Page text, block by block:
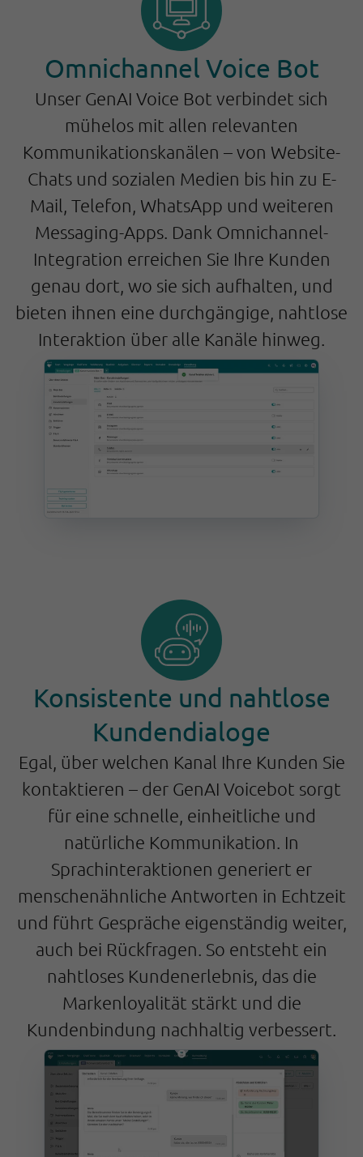
Omnichannel Voice Bot
Unser GenAI Voice Bot verbindet sich
mühelos mit allen relevanten
Kommunikationskanälen – von Website-
Chats und sozialen Medien bis hin zu E-
Mail, Telefon, WhatsApp und weiteren
Messaging-Apps. Dank Omnichannel-
Integration erreichen Sie Ihre Kunden
genau dort, wo sie sich aufhalten, und
bieten ihnen eine durchgängige, nahtlose
Interaktion über alle Kanäle hinweg.
Konsistente und nahtlose
Kundendialoge
Egal, über welchen Kanal Ihre Kunden Sie
kontaktieren – der GenAI Voicebot sorgt
für eine schnelle, einheitliche und
natürliche Kommunikation. In
Sprachinteraktionen generiert er
menschenähnliche Antworten in Echtzeit
und führt Gespräche eigenständig weiter,
auch bei Rückfragen. So entsteht ein
nahtloses Kundenerlebnis, das die
Markenloyalität stärkt und die
Kundenbindung nachhaltig verbessert.